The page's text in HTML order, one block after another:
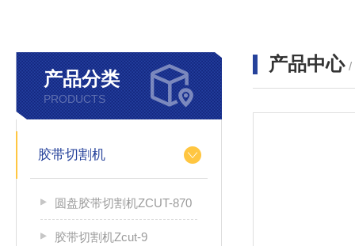
产品分类
PRODUCTS
胶带切割机
圆盘胶带切割机ZCUT-870
胶带切割机Zcut-9
产品中心 /